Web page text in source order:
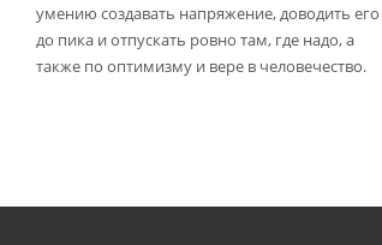
умению создавать напряжение, доводить его
до пика и отпускать ровно там, где надо, а
также по оптимизму и вере в человечество.